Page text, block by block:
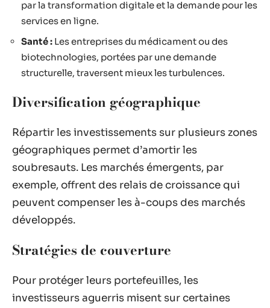
par la transformation digitale et la demande pour les
services en ligne.
Santé : Les entreprises du médicament ou des
biotechnologies, portées par une demande
structurelle, traversent mieux les turbulences.
Diversification géographique
Répartir les investissements sur plusieurs zones
géographiques permet d’amortir les
soubresauts. Les marchés émergents, par
exemple, offrent des relais de croissance qui
peuvent compenser les à-coups des marchés
développés.
Stratégies de couverture
Pour protéger leurs portefeuilles, les
investisseurs aguerris misent sur certaines